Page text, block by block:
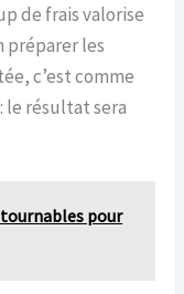
de frais valorise
préparer les
c’est comme
le résultat sera
pour